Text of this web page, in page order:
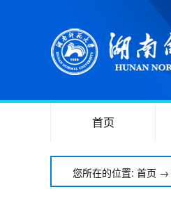
首页
您所在的位置: 首页 →